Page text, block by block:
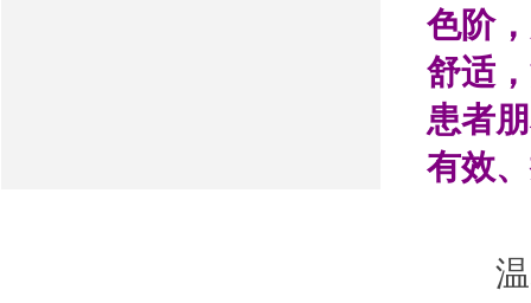
色阶
舒适
患者
有效
温馨